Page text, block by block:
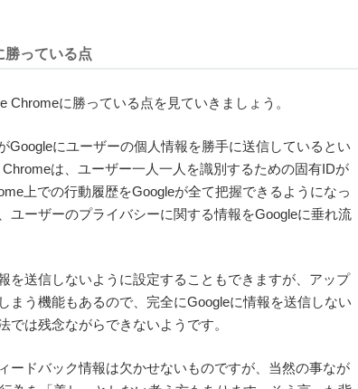
っている点
Chromeに勝っている点を見ていきましょう。
Googleにユーザーの個人情報を勝手に送信しているとい
は、ユーザー一人一人を識別するための固有IDが
上での行動履歴をGoogleが全て把握できるようになっ
ユーザーのプライバシーに関する情報をGoogleに垂れ流
を送信しないように設定することもできますが、アップ
まう機能もあるので、完全にGoogleに情報を送信しない
では残念ながらできないようです。
ードバック情報は欠かせないものですが、当然の事なが